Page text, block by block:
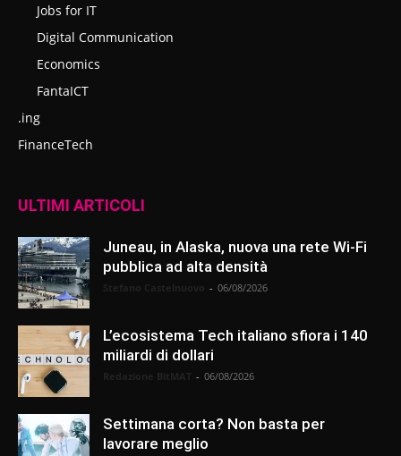
Jobs for IT
Digital Communication
Economics
FantaICT
.ing
FinanceTech
ULTIMI ARTICOLI
Juneau, in Alaska, nuova una rete Wi-Fi
pubblica ad alta densità
- 06/08/2026
L’ecosistema Tech italiano sfiora i 140
miliardi di dollari
- 06/08/2026
Settimana corta? Non basta per
lavorare meglio